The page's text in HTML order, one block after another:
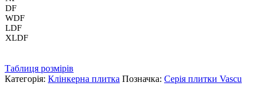
DF
WDF
LDF
XLDF
Таблиця розмірів
Категорія: Клінкерна плитка Позначка: Серія плитки Vascu